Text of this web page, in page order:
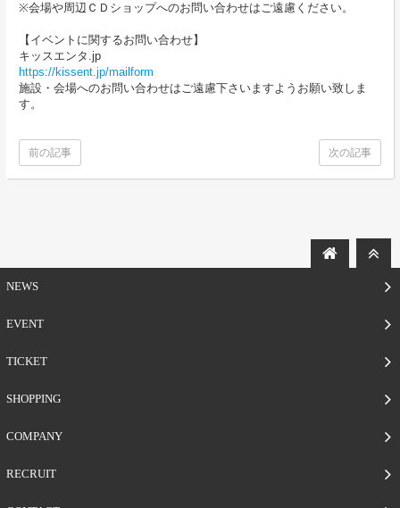
※会場や周辺ＣＤショップへのお問い合わせはご遠慮ください。
【イベントに関するお問い合わせ】
キッスエンタ.jp
https://kissent.jp/mailform
施設・会場へのお問い合わせはご遠慮下さいますようお願い致しま
す。
次の記事
前の記事
NEWS
EVENT
TICKET
SHOPPING
COMPANY
RECRUIT